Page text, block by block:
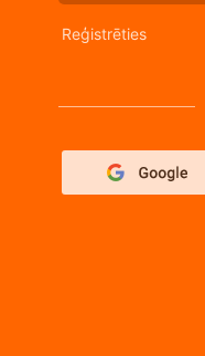
Reģistrēties